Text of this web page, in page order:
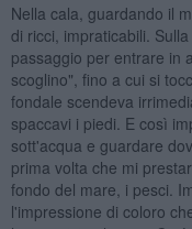
Nella cala, guardando il
di ricci, impraticabili.
passaggio per entrare in
scoglino", fino a cui si
fondale scendeva
spaccavi i piedi. E così
sott'acqua e guardare
prima volta che mi
fondo del mare, i pesci.
l'impressione di coloro